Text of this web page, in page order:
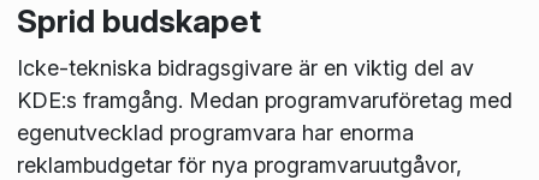
Sprid budskapet
Icke-tekniska bidragsgivare är en viktig del av
KDE:s framgång. Medan programvaruföretag med
egenutvecklad programvara har enorma
reklambudgetar för nya programvaruutgåvor,